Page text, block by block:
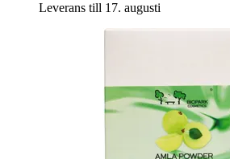
Leverans till 17. augusti